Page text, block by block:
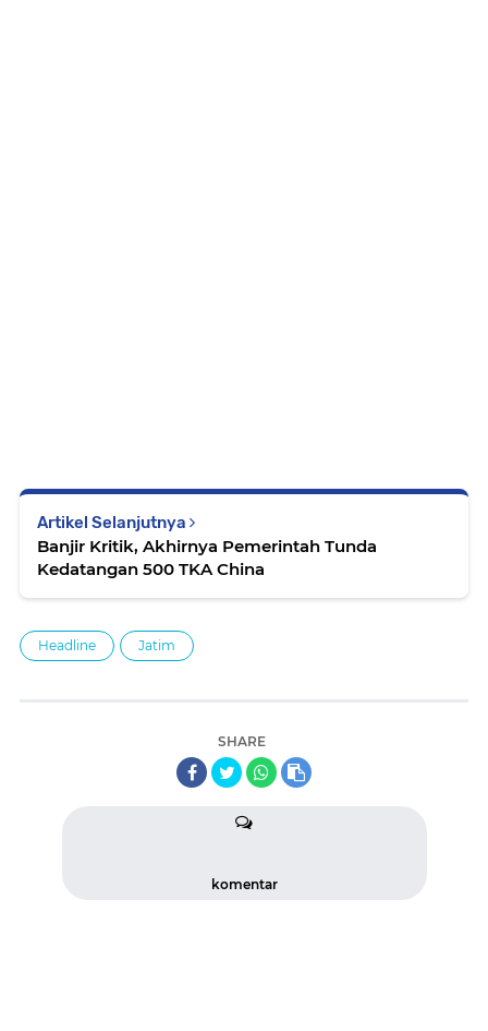
Artikel Selanjutnya
Banjir Kritik, Akhirnya Pemerintah Tunda
Kedatangan 500 TKA China
Headline Jatim
SHARE
komentar